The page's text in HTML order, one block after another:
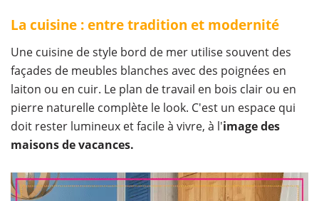
La cuisine : entre tradition et modernité
Une cuisine de style bord de mer utilise souvent des
façades de meubles blanches avec des poignées en
laiton ou en cuir. Le plan de travail en bois clair ou en
pierre naturelle complète le look. C'est un espace qui
doit rester lumineux et facile à vivre, à l'image des
maisons de vacances.